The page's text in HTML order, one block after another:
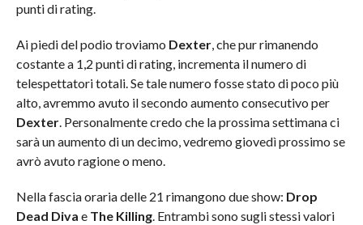
punti di rating.
Ai piedi del podio troviamo Dexter, che pur rimanendo
costante a 1,2 punti di rating, incrementa il numero di
telespettatori totali. Se tale numero fosse stato di poco più
alto, avremmo avuto il secondo aumento consecutivo per
Dexter. Personalmente credo che la prossima settimana ci
sarà un aumento di un decimo, vedremo giovedì prossimo se
avrò avuto ragione o meno.
Nella fascia oraria delle 21 rimangono due show: Drop
Dead Diva e The Killing. Entrambi sono sugli stessi valori